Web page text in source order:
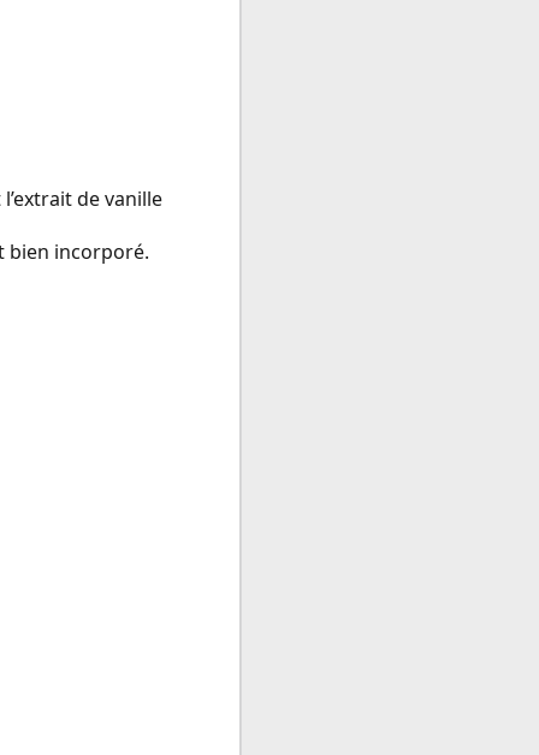
de vanille
bien incorporé.